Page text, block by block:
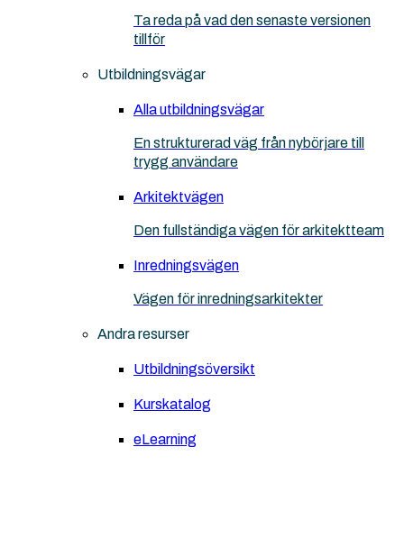
Ta reda på vad den senaste versionen
tillför
Utbildningsvägar
Alla utbildningsvägar
En strukturerad väg från nybörjare till
trygg användare
Arkitektvägen
Den fullständiga vägen för arkitektteam
Inredningsvägen
Vägen för inredningsarkitekter
Andra resurser
Utbildningsöversikt
Kurskatalog
eLearning